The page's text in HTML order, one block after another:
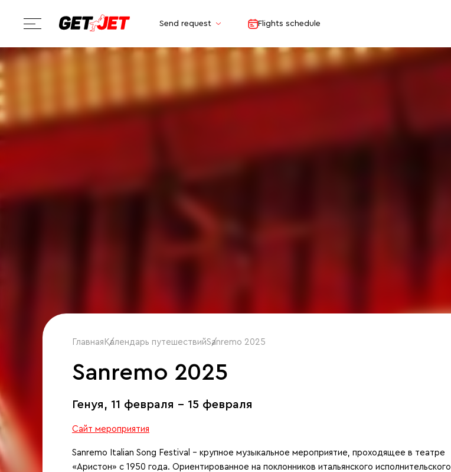
Send request Flights schedule
Главная /
Календарь путешествий /
Sanremo 2025
Sanremo 2025
Генуя, 11 февраля - 15 февраля
Сайт мероприятия
Sanremo Italian Song Festival – крупное музыкальное мероприятие, проходящее в театре
«Аристон» с 1950 года. Ориентированное на поклонников итальянского исполнительского